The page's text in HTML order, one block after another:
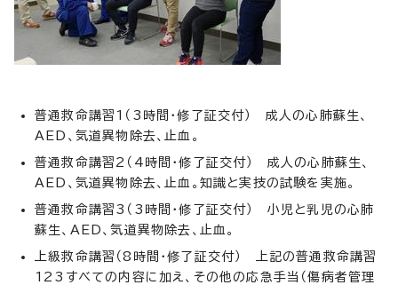
普通救命講習1（3時間・修了証交付） 成人の心肺蘇生、
AED、気道異物除去、止血。
普通救命講習2（4時間・修了証交付） 成人の心肺蘇生、
AED、気道異物除去、止血。知識と実技の試験を実施。
普通救命講習3（3時間・修了証交付） 小児と乳児の心肺
蘇生、AED、気道異物除去、止血。
上級救命講習（8時間・修了証交付） 上記の普通救命講習
123すべての内容に加え、その他の応急手当（傷病者管理